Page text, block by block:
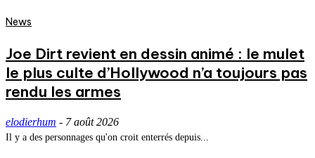
News
Joe Dirt revient en dessin animé : le mulet
le plus culte d’Hollywood n’a toujours pas
rendu les armes
elodierhum - 7 août 2026
Il y a des personnages qu'on croit enterrés depuis...